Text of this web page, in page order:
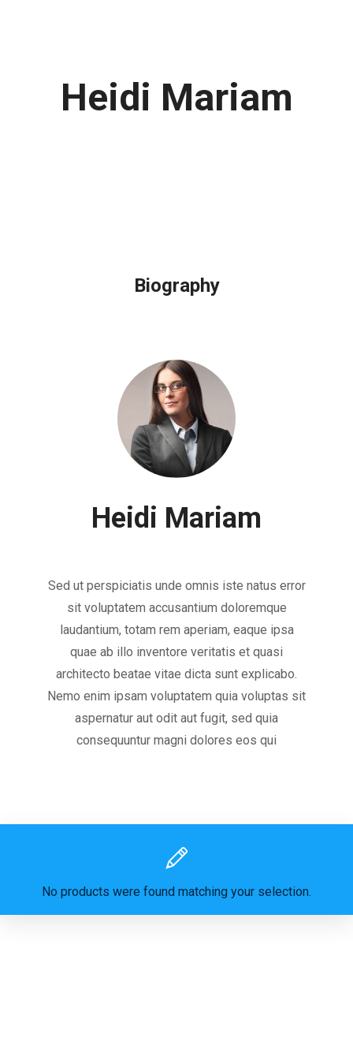
Heidi Mariam
Biography
Heidi Mariam
Sed ut perspiciatis unde omnis iste natus error
sit voluptatem accusantium doloremque
laudantium, totam rem aperiam, eaque ipsa
quae ab illo inventore veritatis et quasi
architecto beatae vitae dicta sunt explicabo.
Nemo enim ipsam voluptatem quia voluptas sit
aspernatur aut odit aut fugit, sed quia
consequuntur magni dolores eos qui
No products were found matching your selection.